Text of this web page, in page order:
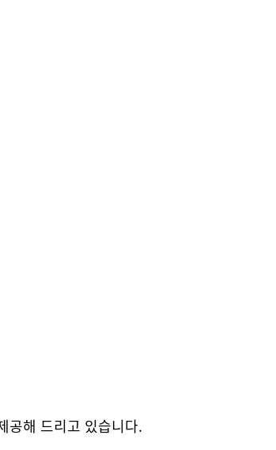
공해 드리고 있습니다.